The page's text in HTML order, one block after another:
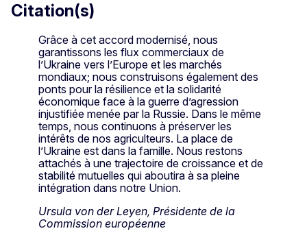
Citation(s)
Grâce à cet accord modernisé, nous
garantissons les flux commerciaux de
l’Ukraine vers l’Europe et les marchés
mondiaux; nous construisons également des
ponts pour la résilience et la solidarité
économique face à la guerre d’agression
injustifiée menée par la Russie. Dans le même
temps, nous continuons à préserver les
intérêts de nos agriculteurs. La place de
l’Ukraine est dans la famille. Nous restons
attachés à une trajectoire de croissance et de
stabilité mutuelles qui aboutira à sa pleine
intégration dans notre Union.
Ursula von der Leyen, Présidente de la
Commission européenne